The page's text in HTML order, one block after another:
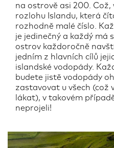
na ostrově asi 200. Což,
rozlohu Islandu, která
rozhodně malé číslo.
je jedinečný a každý má
ostrov každoročně
jedním z hlavních cílů
islandské vodopády.
budete jistě vodopády
zastavovat u všech (což
lákat), v takovém
neprojeli!